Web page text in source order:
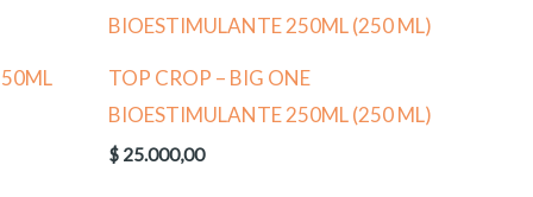
TOP CROP – BIG ONE
BIOESTIMULANTE 250ML (250 ML)
$ 25.000,00